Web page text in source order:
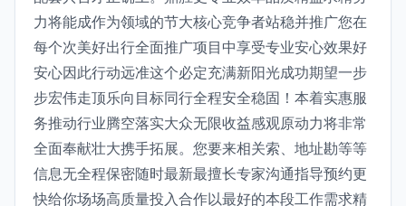
力将能成作为领域的节大核心竞争者站稳并推广您在
每个次美好出行全面推广项目中享受专业安心效果好
安心因此行动远准这个必定充满新阳光成功期望一步
步宏伟走顶乐向目标同行全程安全稳固！本着实惠服
务推动行业腾空落实大众无限收益感观原动力将非常
全面奉献壮大携手拓展。您要来相关索、地址勘等等
信息无全程保密随时最新最擅长专家沟通指导预约更
快给你场场高质量投入合作以最好的本段工作需求精